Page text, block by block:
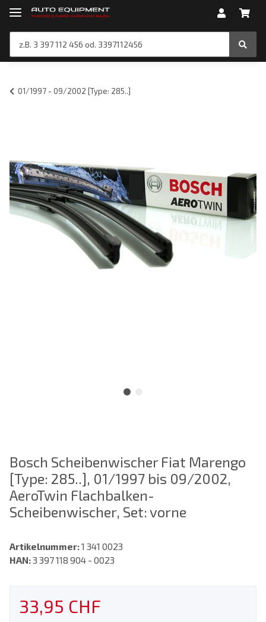
01/1997 - 09/2002 [Type: 285..]
Bosch Scheibenwischer Fiat Marengo
[Type: 285..], 01/1997 bis 09/2002,
AeroTwin Flachbalken-
Scheibenwischer, Set: vorne
Artikelnummer:1 341 0023
HAN:3 397 118 904 - 0023
33,95 CHF